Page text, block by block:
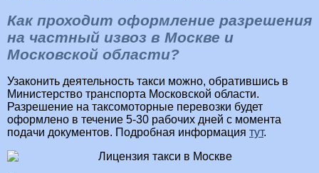
Как проходит оформление разрешения
на частный извоз в Москве и
Московской области?
Узаконить деятельность такси можно, обратившись в
Министерство транспорта Московской области.
Разрешение на таксомоторные перевозки будет
оформлено в течение 5-30 рабочих дней с момента
подачи документов. Подробная информация тут.